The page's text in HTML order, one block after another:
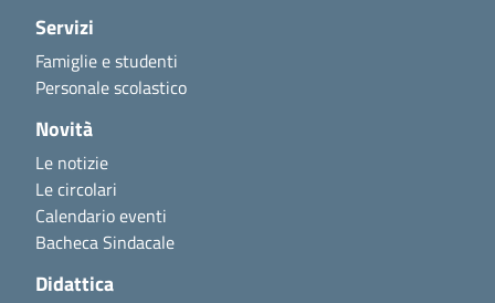
Servizi
Famiglie e studenti
Personale scolastico
Novità
Le notizie
Le circolari
Calendario eventi
Bacheca Sindacale
Didattica